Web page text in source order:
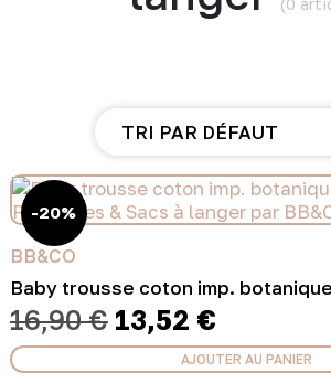
-20%
BB&CO
Baby trousse coton imp.
16,90€ Le
prix
initial
13,52 €Le
prix
actuel
AJOUTER AU PANIER